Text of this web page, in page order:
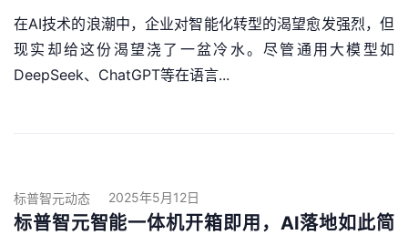
在AI技术的浪潮中，企业对智能化转型的渴望愈发强烈，但
现实却给这份渴望浇了一盆冷水。尽管通用大模型如
DeepSeek、ChatGPT等在语言...
标普智元动态 2025年5月12日
标普智元智能一体机开箱即用，AI落地如此简